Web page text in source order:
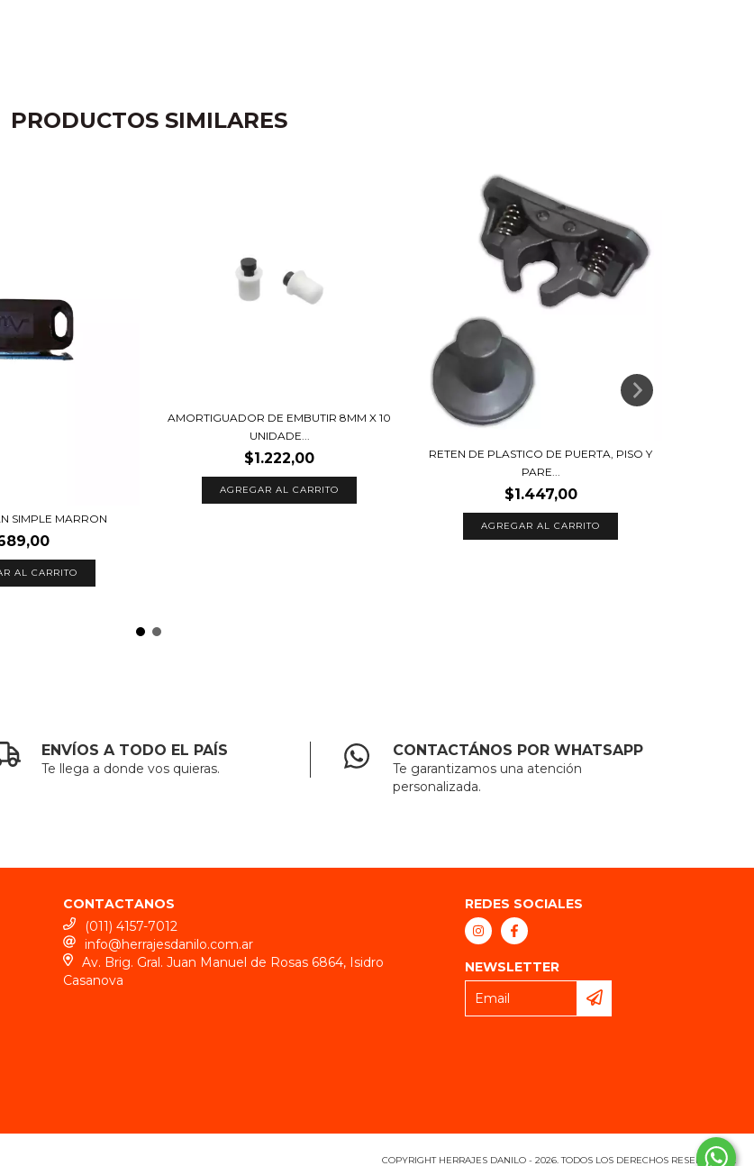
PRODUCTOS SIMILARES
SIMPLE MARRON
AMORTIGUADOR DE EMBUTIR 8MM X 10
UNIDADE...
$1.222,00
RETEN DE PLASTICO DE PUERTA, PISO Y
PARE...
$1.447,00
AGREGAR AL CARRITO
ENVÍOS A TODO EL PAÍS
Te llega a donde vos quieras.
CONTACTÁNOS POR WHATSAPP
Te garantizamos una atención
personalizada.
CONTACTANOS
(011) 4157-7012
info@herrajesdanilo.com.ar
Av. Brig. Gral. Juan Manuel de Rosas 6864, Isidro
Casanova
REDES SOCIALES
NEWSLETTER
COPYRIGHT HERRAJES DANILO - 2026. TODOS LOS DERECHOS RESERVADOS.